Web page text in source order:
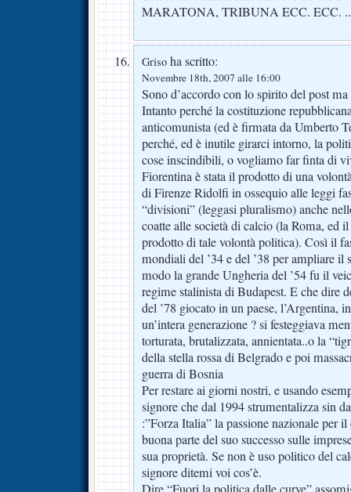
MARATONA, TRIBUNA ECC. ECC. ..
Griso ha scritto:
Novembre 18th, 2007 alle 16:00
Sono d’accordo con lo spirito del post
Intanto perché la costituzione
anticomunista (ed è firmata da Umberto
perché, ed è inutile girarci intorno, la
cose inscindibili, o vogliamo far finta di
Fiorentina è stata il prodotto di una
di Firenze Ridolfi in ossequio alle leggi
“divisioni” (leggasi pluralismo) anche
coatte alle società di calcio (la Roma, ed
prodotto di tale volontà politica). Così il
mondiali del ’34 e del ’38 per ampliare il
modo la grande Ungheria del ’54 fu il
regime stalinista di Budapest. E che dire
del ’78 giocato in un paese, l’Argentina,
un’intera generazione ? si festeggiava
torturata, brutalizzata, annientata..o la
della stella rossa di Belgrado e poi
guerra di Bosnia
Per restare ai giorni nostri, e usando
signore che dal 1994 strumentalizza sin
:”Forza Italia” la passione nazionale per
buona parte del suo successo sulle
sua proprietà. Se non è uso politico del
signore ditemi voi cos’è.